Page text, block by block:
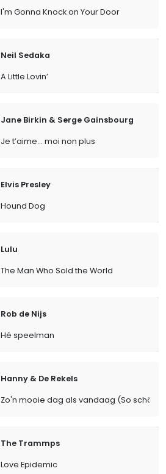
I'm Gonna Knock on Your Door
Neil Sedaka
A Little Lovin’
Jane Birkin & Serge Gainsbourg
Je t’aime… moi non plus
Elvis Presley
Hound Dog
Lulu
The Man Who Sold the World
Rob de Nijs
Hé speelman
Hanny & De Rekels
Zo'n mooie dag als vandaag (So schön
The Trammps
Love Epidemic